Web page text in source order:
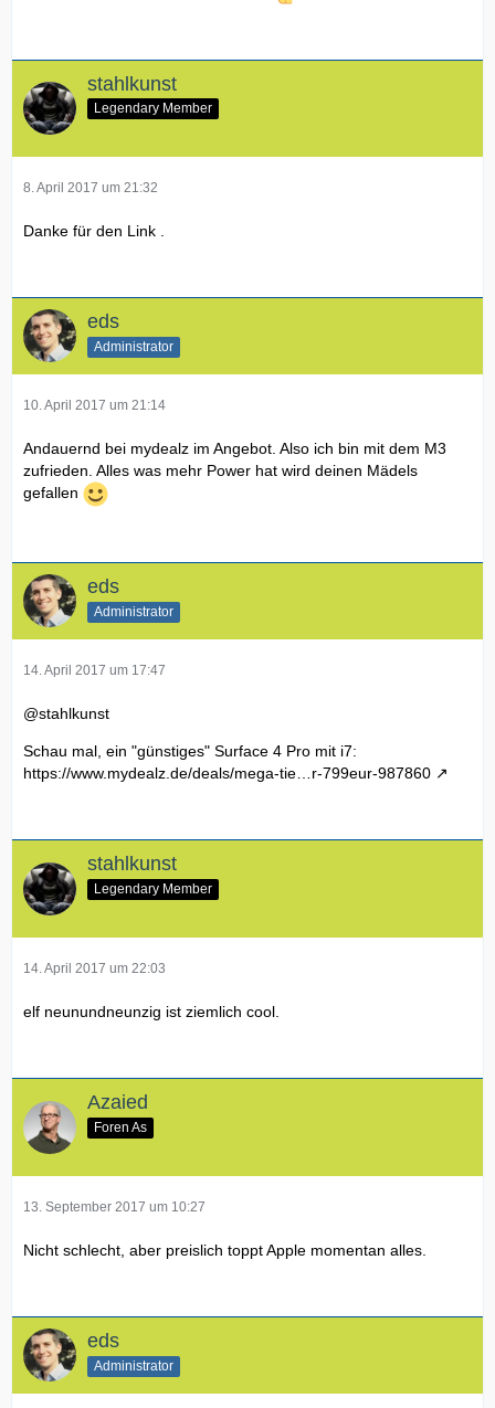
stahlkunst
Legendary Member
8. April 2017 um 21:32
Danke für den Link .
eds
Administrator
10. April 2017 um 21:14
Andauernd bei mydealz im Angebot. Also ich bin mit dem M3
zufrieden. Alles was mehr Power hat wird deinen Mädels
gefallen
eds
Administrator
14. April 2017 um 17:47
@stahlkunst
Schau mal, ein "günstiges" Surface 4 Pro mit i7:
https://www.mydealz.de/deals/mega-tie…r-799eur-987860
stahlkunst
Legendary Member
14. April 2017 um 22:03
elf neunundneunzig ist ziemlich cool.
Azaied
Foren As
13. September 2017 um 10:27
Nicht schlecht, aber preislich toppt Apple momentan alles.
eds
Administrator